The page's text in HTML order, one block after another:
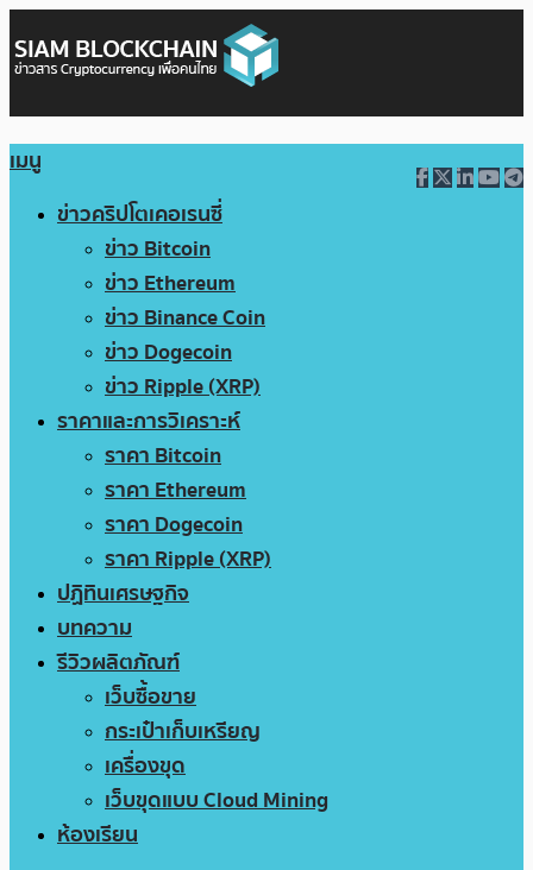
เมนู
ข่าวคริปโตเคอเรนซี่
ข่าว Bitcoin
ข่าว Ethereum
ข่าว Binance Coin
ข่าว Dogecoin
ข่าว Ripple (XRP)
ราคาและการวิเคราะห์
ราคา Bitcoin
ราคา Ethereum
ราคา Dogecoin
ราคา Ripple (XRP)
ปฏิทินเศรษฐกิจ
บทความ
รีวิวผลิตภัณฑ์
เว็บซื้อขาย
กระเป๋าเก็บเหรียญ
เครื่องขุด
เว็บขุดแบบ Cloud Mining
ห้องเรียน